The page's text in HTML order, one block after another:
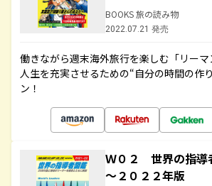
BOOKS 旅の読み物
2022.07.21 発売
働きながら週末海外旅行を楽しむ「リーマ
人生を充実させるための“自分の時間の作
ン！
Ｗ０２ 世界の指
～２０２２年版